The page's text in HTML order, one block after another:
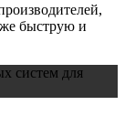
быструю и
систем для